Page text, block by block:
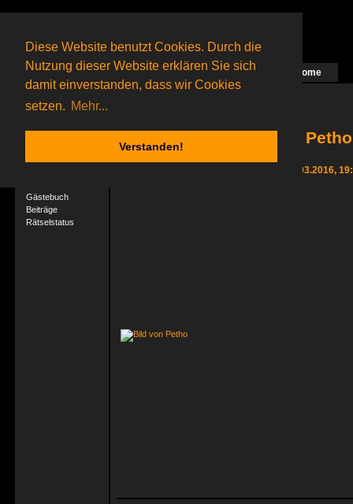
Diese Website benutzt Cookies. Durch die
Nutzung dieser Website erklären Sie sich
damit einverstanden, dass wir Cookies
setzen. Mehr...
Verstanden!
Das nächste Rätsel ist in Arbeit Home
283 Gagolganeronline(0 registrierte und 283 Gäste)
Gagolganer:
9732Rätsel online:
Gästebuch
Beiträge
Rätselstatus
Letzter Login 17.03.2016,